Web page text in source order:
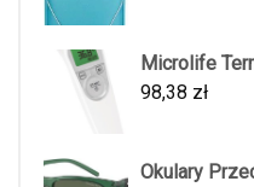
Microlife
98,38 zł
Okulary